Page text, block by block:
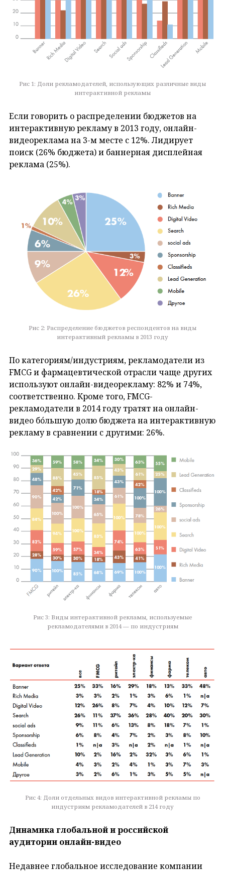
Рис 1: Доли рекламодателей, использующих различные виды
интерактивной рекламы
Если говорить о распределении бюджетов на
интерактивную рекламу в 2013 году, онлайн-
видеореклама на 3-м месте с 12%. Лидирует
поиск (26% бюджета) и баннерная дисплейная
реклама (25%).
Рис 2: Распределение бюджетов респондентов на виды
интерактивный рекламы в 2013 году
По категориям/индустриям, рекламодатели из
FMCG и фармацевтической отрасли чаще других
используют онлайн-видеорекламу: 82% и 74%,
соответственно. Кроме того, FMCG-
рекламодатели в 2014 году тратят на онлайн-
видео бóльшую долю бюджета на интерактивную
рекламу в сравнении с другими: 26%.
Рис 3: Виды интерактивной рекламы, используемые
рекламодателями в 2014 — по индустриям
Рис 4: Доли отдельных видов интерактивной рекламы по
индустриям рекламодателей в 214 году
Динамика глобальной и российской
аудитории онлайн-видео
Недавнее глобальное исследование компании